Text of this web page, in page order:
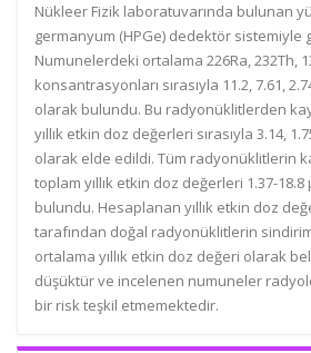
Nükleer Fizik laboratuvarında bulunan
germanyum (HPGe) dedektör sistemiyle
Numunelerdeki ortalama 226Ra, 232Th,
konsantrasyonları sırasıyla 11.2, 7.61,
olarak bulundu. Bu radyonüklitlerden
yıllık etkin doz değerleri sırasıyla 3.14,
olarak elde edildi. Tüm radyonüklitlerin
toplam yıllık etkin doz değerleri 1.37-18.8
bulundu. Hesaplanan yıllık etkin doz
tarafından doğal radyonüklitlerin
ortalama yıllık etkin doz değeri olarak
düşüktür ve incelenen numuneler
bir risk teşkil etmemektedir.